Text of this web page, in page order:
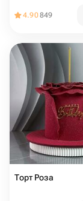
4.90849
Торт Роза